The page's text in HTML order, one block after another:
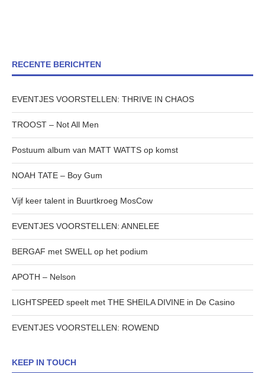
RECENTE BERICHTEN
EVENTJES VOORSTELLEN: THRIVE IN CHAOS
TROOST – Not All Men
Postuum album van MATT WATTS op komst
NOAH TATE – Boy Gum
Vijf keer talent in Buurtkroeg MosCow
EVENTJES VOORSTELLEN: ANNELEE
BERGAF met SWELL op het podium
APOTH – Nelson
LIGHTSPEED speelt met THE SHEILA DIVINE in De Casino
EVENTJES VOORSTELLEN: ROWEND
KEEP IN TOUCH